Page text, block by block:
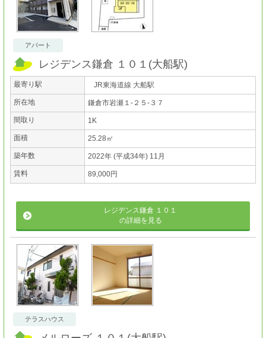
アパート
レジデンス鎌倉 １０１ (大船駅)
最寄り駅 JR東海道線 大船駅
所在地 鎌倉市岩瀬１-２５-３７
間取り 1K
面積 25.28㎡
築年数 2022年 (平成34年) 11月
賃料 89,000円
レジデンス鎌倉 １０１
の詳細を見る
テラスハウス